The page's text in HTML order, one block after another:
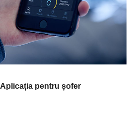
Aplicația pentru șofer